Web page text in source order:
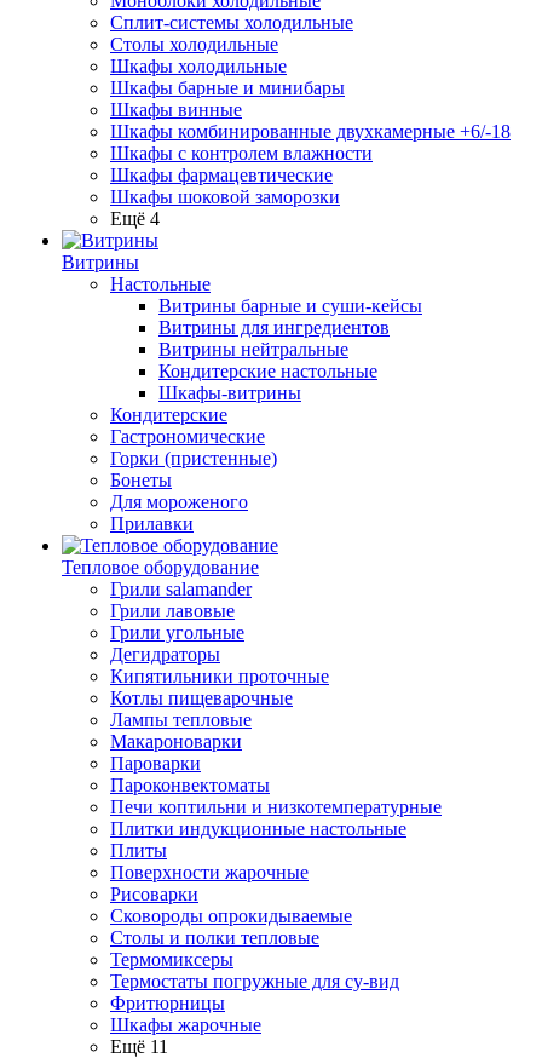
Сплит-системы холодильные
Столы холодильные
Шкафы холодильные
Шкафы барные и минибары
Шкафы винные
Шкафы комбинированные двухкамерные +6/-18
Шкафы с контролем влажности
Шкафы фармацевтические
Шкафы шоковой заморозки
Ещё 4
Витрины
Настольные
Витрины барные и суши-кейсы
Витрины для ингредиентов
Витрины нейтральные
Кондитерские настольные
Шкафы-витрины
Кондитерские
Гастрономические
Горки (пристенные)
Бонеты
Для мороженого
Прилавки
Тепловое оборудование
Грили salamander
Грили лавовые
Грили угольные
Дегидраторы
Кипятильники проточные
Котлы пищеварочные
Лампы тепловые
Макароноварки
Пароварки
Пароконвектоматы
Печи коптильни и низкотемпературные
Плитки индукционные настольные
Плиты
Поверхности жарочные
Рисоварки
Сковороды опрокидываемые
Столы и полки тепловые
Термомиксеры
Термостаты погружные для су-вид
Фритюрницы
Шкафы жарочные
Ещё 11